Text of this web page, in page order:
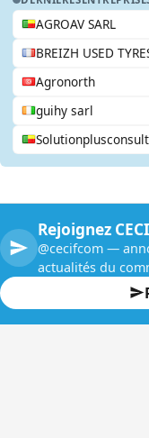
AGROAV SARL
BREIZH USED
Agronorth
guihy sarl
Rejoignez
@cecifcom —
actualités du